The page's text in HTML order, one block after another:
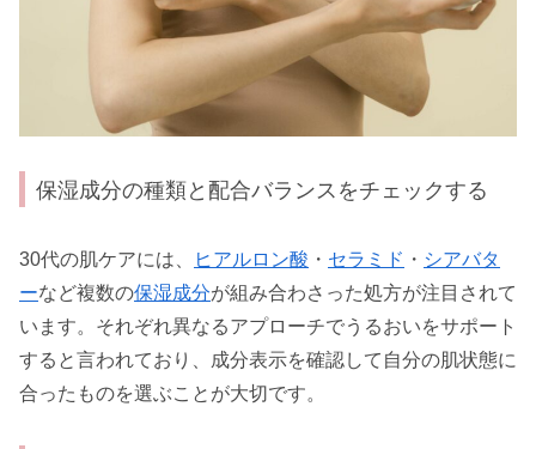
保湿成分の種類と配合バランスをチェックする
30代の肌ケアには、 ヒアルロン酸 ・ セラミド ・ シアバタ
ーなど複数の保湿成分が組み合わさった処方が注目されて
います。それぞれ異なるアプローチでうるおいをサポート
すると言われており、成分表示を確認して自分の肌状態に
合ったものを選ぶことが大切です。